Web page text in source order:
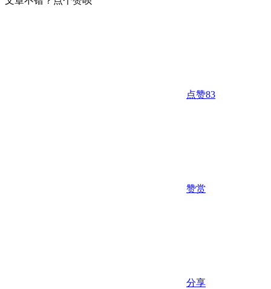
点赞83
赞赏
分享